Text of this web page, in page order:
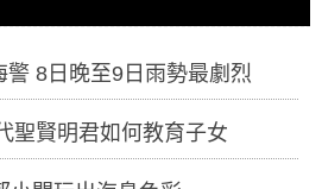
警 8日晚至9日雨勢最劇烈
聖賢明君如何教育子女